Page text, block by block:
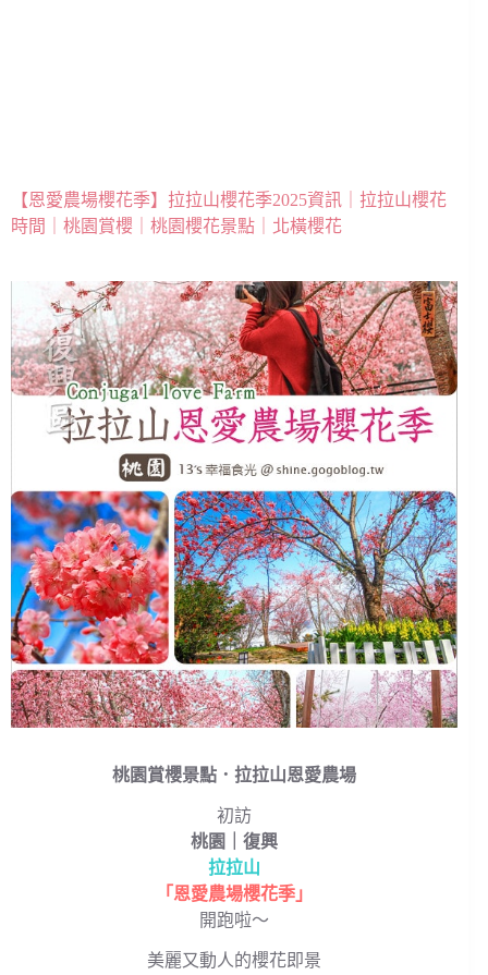
【恩愛農場櫻花季】拉拉山櫻花季2025資訊｜拉拉山櫻花
時間｜桃園賞櫻｜桃園櫻花景點｜北橫櫻花
桃園賞櫻景點．拉拉山恩愛農場
初訪
桃園｜復興
拉拉山
「恩愛農場櫻花季」
開跑啦～
美麗又動人的櫻花即景